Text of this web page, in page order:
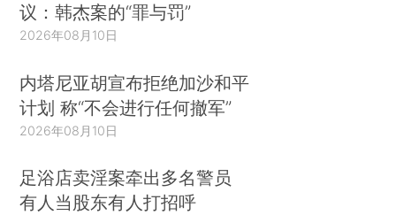
议：韩杰案的“罪与罚”
2026年08月10日
内塔尼亚胡宣布拒绝加沙和平
计划 称“不会进行任何撤军”
2026年08月10日
足浴店卖淫案牵出多名警员
有人当股东有人打招呼